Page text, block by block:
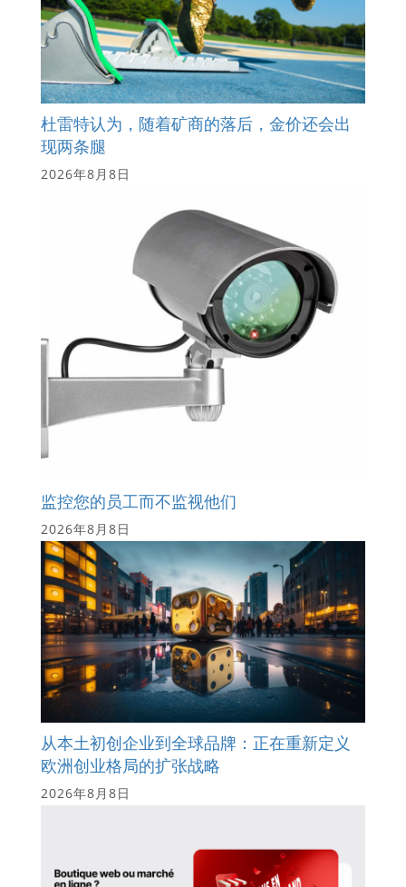
杜雷特认为，随着矿商的落后，金价还会出
现两条腿
2026年8月8日
监控您的员工而不监视他们
2026年8月8日
从本土初创企业到全球品牌：正在重新定义
欧洲创业格局的扩张战略
2026年8月8日